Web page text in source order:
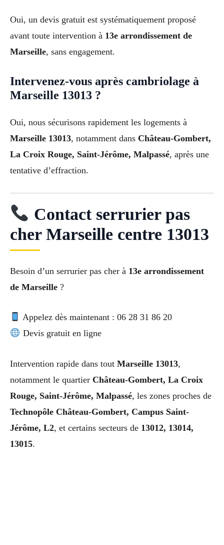
Oui, un devis gratuit est systématiquement proposé
avant toute intervention à 13e arrondissement de
Marseille, sans engagement.
Intervenez-vous après cambriolage à
Marseille 13013 ?
Oui, nous sécurisons rapidement les logements à
Marseille 13013, notamment dans Château-Gombert,
La Croix Rouge, Saint-Jérôme, Malpassé, après une
tentative d’effraction.
Contact serrurier pas
cher Marseille centre 13013
Besoin d’un serrurier pas cher à 13e arrondissement
de Marseille ?
Appelez dès maintenant : 06 28 31 86 20
Devis gratuit en ligne
Intervention rapide dans tout Marseille 13013,
notamment le quartier Château-Gombert, La Croix
Rouge, Saint-Jérôme, Malpassé, les zones proches de
Technopôle Château-Gombert, Campus Saint-
Jérôme, L2, et certains secteurs de 13012, 13014,
13015.